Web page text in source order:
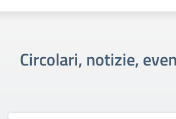
Circolari, notizie,